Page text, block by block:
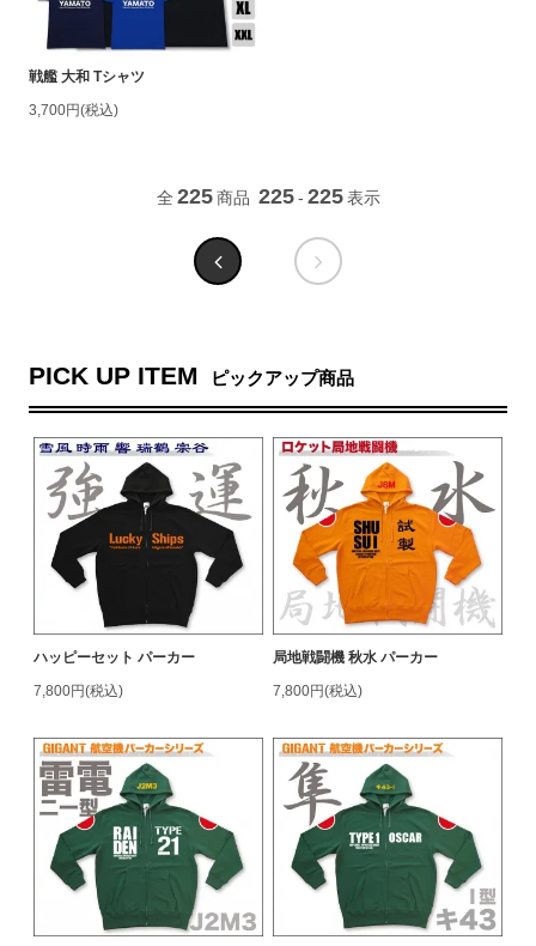
戦艦 大和 Tシャツ
3,700円(税込)
全 225 商品 225 - 225 表示
PICK UP ITEM ピックアップ商品
ハッピーセット パーカー
7,800円(税込)
局地戦闘機 秋水 パーカー
7,800円(税込)